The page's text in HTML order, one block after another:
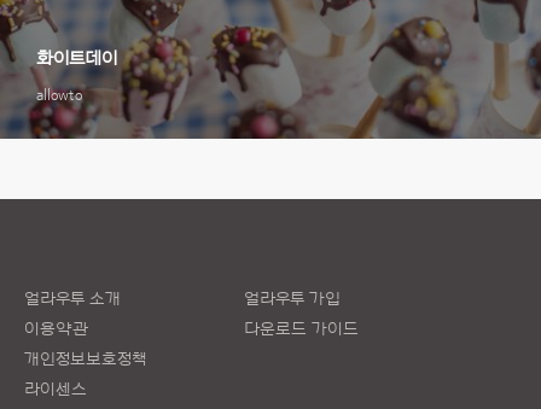
allowto
화이트데이
얼라우투 소개
이용약관
개인정보보호정책
라이센스
얼라우투 가입
다운로드 가이드